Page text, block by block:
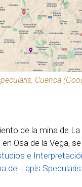
Cuenca
de la mina de La
Osa de la Vega,
e
del Lapis Specularis